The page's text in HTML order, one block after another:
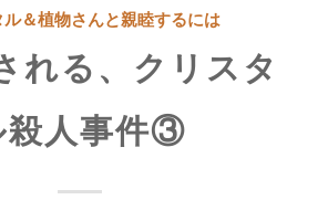
＆植物さんと親睦するには
れる、クリスタ
殺人事件③